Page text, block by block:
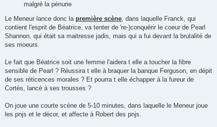
malgré la pénurie
Le Meneur lance donc la première scène , dans laquelle Franck, qui
contient l'esprit de Béatrice, va tenter de 're-)conquérir le coeur de Pearl
Shannon, qui était sa maitresse jadis, mais qui a fui devant la brutalité de
ses moeurs.
Le fait que Béatrice soit une femme l'aidera t elle a toucher la fibre
sensible de Pearl ? Réussira t elle à braquer la banque Ferguson, en dépit
de ses réticences morales ? Et pourra t elle échapper à la fureur de
Cortès, lancé à ses trousses ?
On joue une courte scène de 5-10 minutes, dans laquelle le Meneur joue
les pnjs et le décor, et affecte à Robert des pnjs.